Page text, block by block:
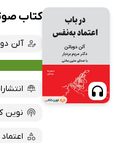
کتاب
آلن
نوین